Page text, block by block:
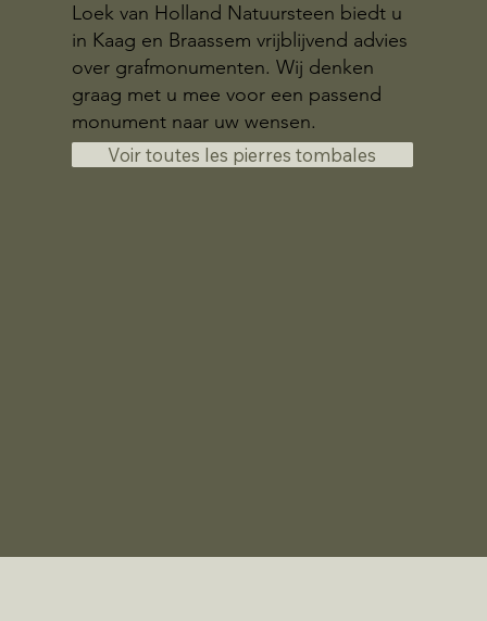
Loek van Holland Natuursteen biedt u
in Kaag en Braassem vrijblijvend advies
over grafmonumenten. Wij denken
graag met u mee voor een passend
monument naar uw wensen.
Voir toutes les pierres tombales